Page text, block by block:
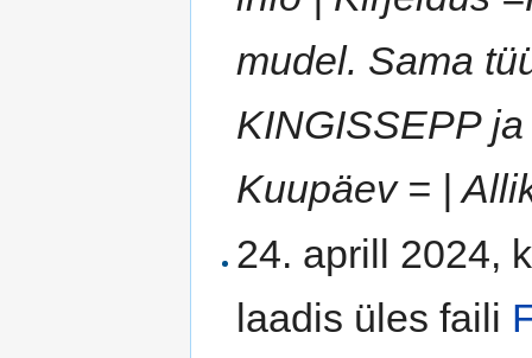
mudel. Sama
KINGISSEPP
Kuupäev = |
24. aprill 2024,
laadis üles faili